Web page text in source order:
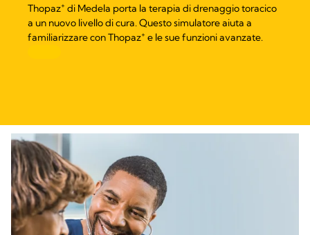
Thopaz+ di Medela porta la terapia di drenaggio toracico
a un nuovo livello di cura. Questo simulatore aiuta a
familiarizzare con Thopaz+ e le sue funzioni avanzate.